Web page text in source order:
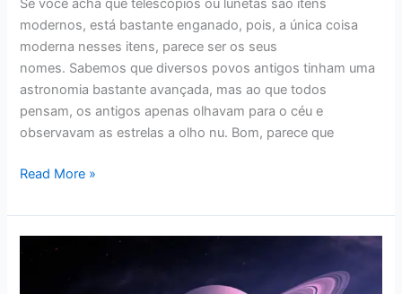
Se você acha que telescópios ou lunetas são itens
modernos, está bastante enganado, pois, a única coisa
moderna nesses itens, parece ser os seus
nomes. Sabemos que diversos povos antigos tinham uma
astronomia bastante avançada, mas ao que todos
pensam, os antigos apenas olhavam para o céu e
observavam as estrelas a olho nu. Bom, parece que
Read More »